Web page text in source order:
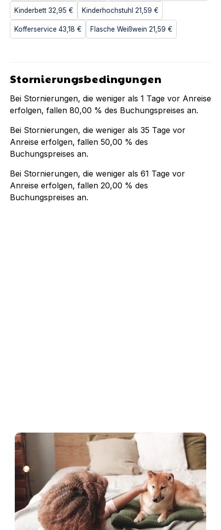
Kinderbett 32,95 € Kinderhochstuhl 21,59 €
Kofferservice 43,18 € Flasche Weißwein 21,59 €
Stornierungsbedingungen
Bei Stornierungen, die weniger als 1 Tage vor Anreise
erfolgen, fallen 80,00 % des Buchungspreises an.
Bei Stornierungen, die weniger als 35 Tage vor
Anreise erfolgen, fallen 50,00 % des
Buchungspreises an.
Bei Stornierungen, die weniger als 61 Tage vor
Anreise erfolgen, fallen 20,00 % des
Buchungspreises an.